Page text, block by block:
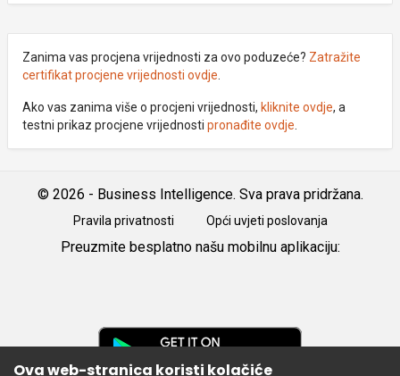
Zanima vas procjena vrijednosti za ovo poduzeće? Zatražite
certifikat procjene vrijednosti ovdje
Ako vas zanima više o procjeni vrijednosti, kliknite ovdje, a
testni prikaz procjene vrijednosti pronađite ovdje
© 2026 - Business Intelligence. Sva prava pridržana.
Pravila privatnosti Opći uvjeti poslovanja
Preuzmite besplatno našu mobilnu aplikaciju:
Ova web-stranica koristi kolačiće